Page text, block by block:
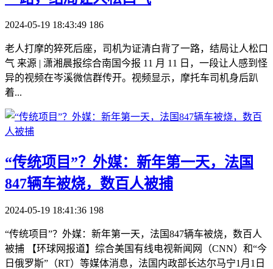
2024-05-19 18:43:49 186
老人打摩的猝死后座，司机为证清白背了一路，结局让人松口
气 来源 | 潇湘晨报综合南国今报 11 月 11 日，一段让人感到怪
异的视频在岑溪微信群传开。视频显示，摩托车司机身后趴
着...
​“传统项目”？外媒：新年第一天，法国
847辆车被烧，数百人被捕
2024-05-19 18:41:36 198
“传统项目”？外媒：新年第一天，法国847辆车被烧，数百人
被捕 【环球网报道】综合美国有线电视新闻网（CNN）和“今
日俄罗斯”（RT）等媒体消息，法国内政部长达尔马宁1月1日